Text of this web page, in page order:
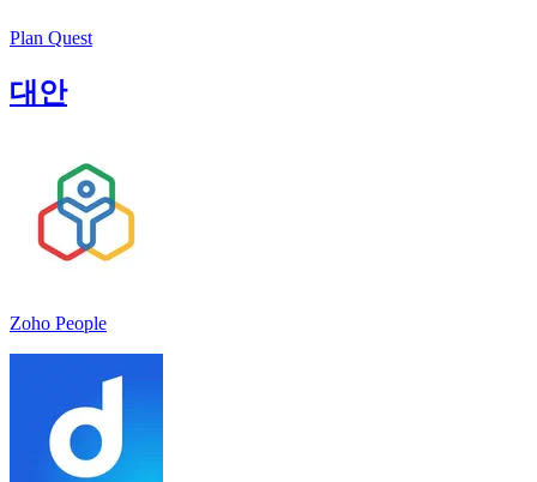
Plan Quest
대안
Zoho People